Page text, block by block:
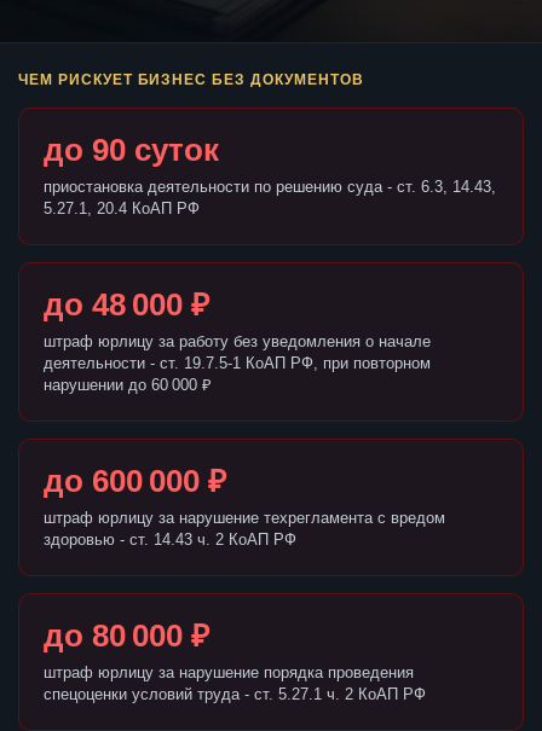
ЧЕМ РИСКУЕТ БИЗНЕС БЕЗ ДОКУМЕНТОВ
до 90 суток
приостановка деятельности по решению суда - ст. 6.3, 14.43,
5.27.1, 20.4 КоАП РФ
до 48 000 ₽
штраф юрлицу за работу без уведомления о начале
деятельности - ст. 19.7.5-1 КоАП РФ, при повторном
нарушении до 60 000 ₽
до 600 000 ₽
штраф юрлицу за нарушение техрегламента с вредом
здоровью - ст. 14.43 ч. 2 КоАП РФ
до 80 000 ₽
штраф юрлицу за нарушение порядка проведения
спецоценки условий труда - ст. 5.27.1 ч. 2 КоАП РФ